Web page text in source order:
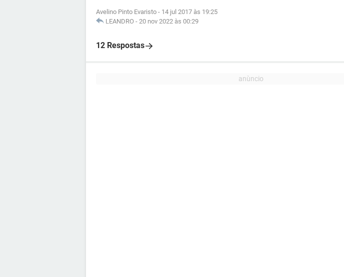
Avelino Pinto Evaristo - 14 jul 2017 às 19:25
LEANDRO - 20 nov 2022 às 00:29
12 Respostas